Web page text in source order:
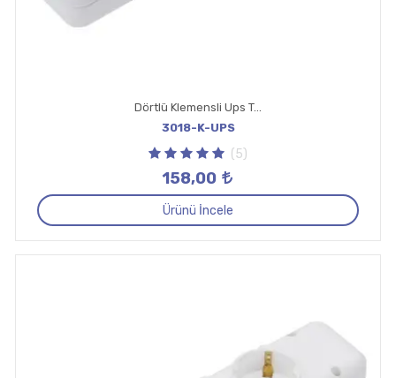
Dörtlü Klemensli Ups Topraklı Priz
3018-K-UPS
(5)
158,00
Ürünü İncele